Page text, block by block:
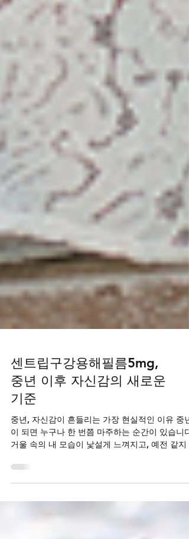
센트립구강용해필름5mg,
중년 이후 자신감의 새로운
기준
중년, 자신감이 흔들리는 가장 현실적인 이유 중년
거울 속의 내 모습이 낯설게 느껴지고, 예전 같지
은 체력에 작은 한숨이 나오는 날들. 특히 연인이나